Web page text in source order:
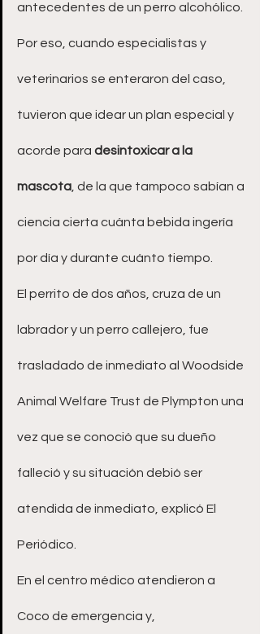
antecedentes de un perro alcohólico.
Por eso, cuando especialistas y
veterinarios se enteraron del caso,
tuvieron que idear un plan especial y
acorde para desintoxicar a la
mascota , de la que tampoco sabían a
ciencia cierta cuánta bebida ingería
por día y durante cuánto tiempo.
El perrito de dos años, cruza de un
labrador y un perro callejero, fue
trasladado de inmediato al Woodside
Animal Welfare Trust de Plympton una
vez que se conoció que su dueño
falleció y su situación debió ser
atendida de inmediato, explicó El
Periódico.
En el centro médico atendieron a
Coco de emergencia y,